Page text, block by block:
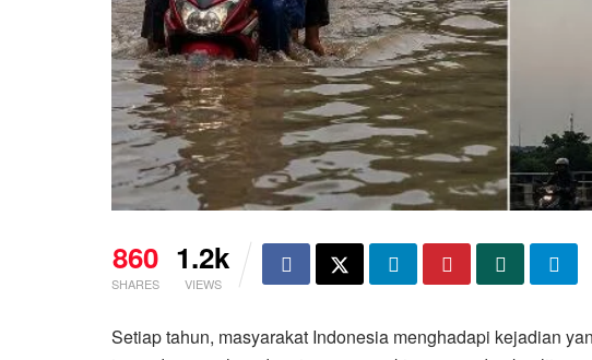
860
SHARES
1.2k
VIEWS
Setiap tahun, masyarakat Indonesia menghadapi kejadian